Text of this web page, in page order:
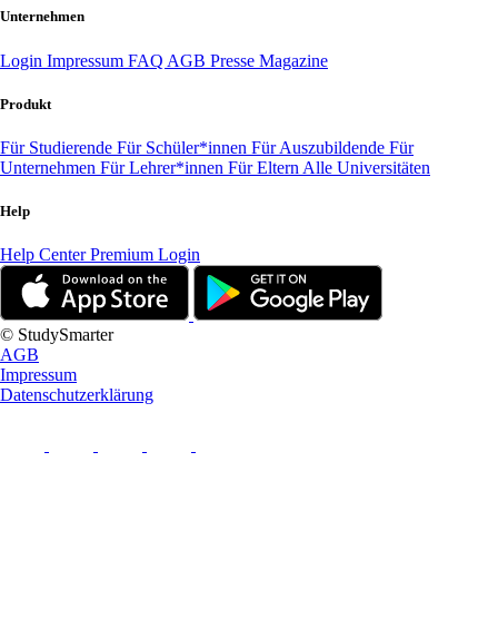
Unternehmen
Login Impressum FAQ AGB Presse Magazine
Produkt
Für Studierende Für Schüler*innen Für Auszubildende Für
Unternehmen Für Lehrer*innen Für Eltern Alle Universitäten
Help
Help CenterPremium Login
© StudySmarter
AGB
Impressum
Datenschutzerklärung